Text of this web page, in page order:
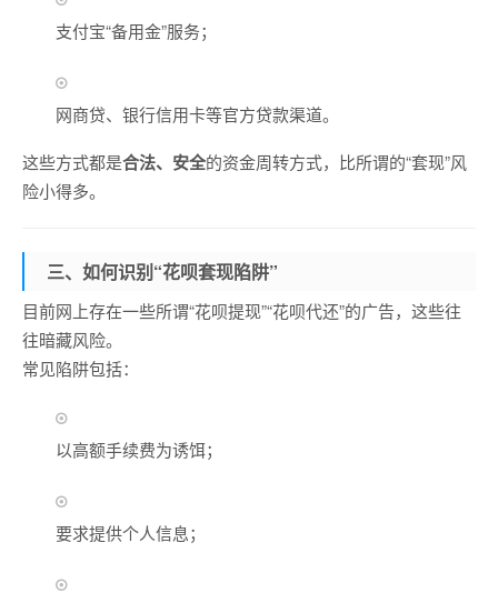
支付宝“备用金”服务；
网商贷、银行信用卡等官方贷款渠道。
这些方式都是合法、安全的资金周转方式，比所谓的“套现”风
险小得多。
三、如何识别“花呗套现陷阱”
目前网上存在一些所谓“花呗提现”“花呗代还”的广告，这些往
往暗藏风险。
常见陷阱包括：
以高额手续费为诱饵；
要求提供个人信息；